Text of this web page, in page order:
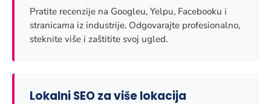
Pratite recenzije na Googleu, Yelpu, Facebooku i
stranicama iz industrije. Odgovarajte profesionalno,
steknite više i zaštitite svoj ugled.
Lokalni SEO za više lokacija